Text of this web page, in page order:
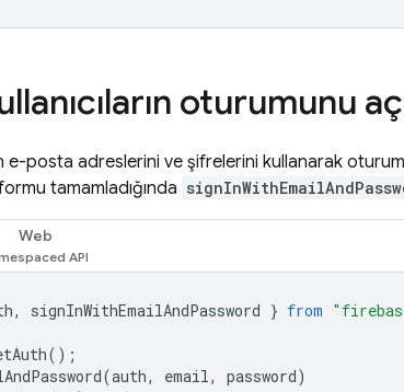
oturumunu
e-posta adreslerini ve şifrelerini kullanarak
tamamladığında
Web
, signInWithEmailAndPassword } from
();
(auth, email, password)